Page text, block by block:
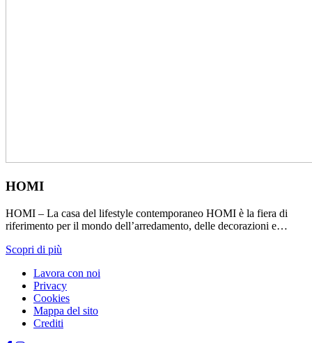
HOMI
HOMI – La casa del lifestyle contemporaneo HOMI è la fiera di
riferimento per il mondo dell’arredamento, delle decorazioni e…
Scopri di più
Lavora con noi
Privacy
Cookies
Mappa del sito
Crediti